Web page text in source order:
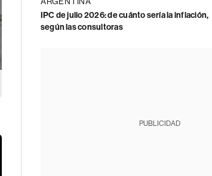
IPC de julio 2026: de cuánto sería la inflación,
según las consultoras
PUBLICIDAD